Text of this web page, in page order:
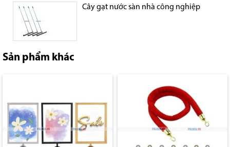
Cây gạt nước sàn nhà công nghiệp
Sản phẩm khác